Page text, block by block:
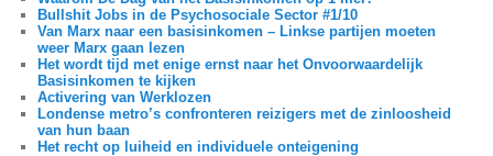
Bullshit Jobs in de Psychosociale Sector #1/10
Van Marx naar een basisinkomen – Linkse partijen moeten
weer Marx gaan lezen
Het wordt tijd met enige ernst naar het Onvoorwaardelijk
Basisinkomen te kijken
Activering van Werklozen
Londense metro’s confronteren reizigers met de zinloosheid
van hun baan
Het recht op luiheid en individuele onteigening